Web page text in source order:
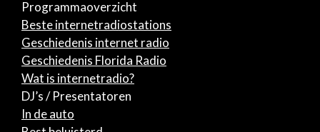
Programmaoverzicht
Beste internetradiostations
Geschiedenis internet radio
Geschiedenis Florida Radio
Wat is internetradio?
DJ’s / Presentatoren
In de auto